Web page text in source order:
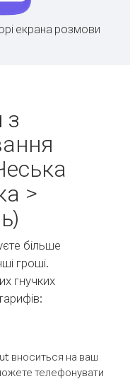
екрана розмови
з
>
більше
гроші.
гнучких
вноситься на ваш
телефонувати